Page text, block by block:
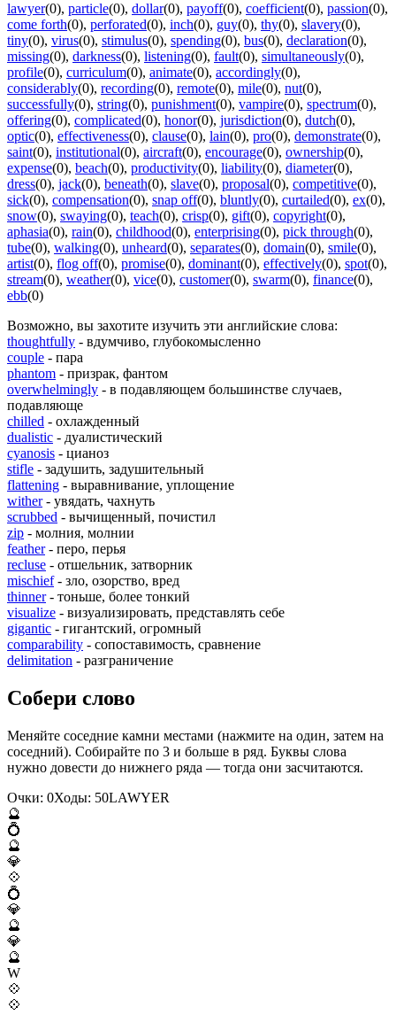
lawyer(0), particle(0), dollar(0), payoff(0), coefficient(0), passion(0),
come forth(0), perforated(0), inch(0), guy(0), thy(0), slavery(0),
tiny(0), virus(0), stimulus(0), spending(0), bus(0), declaration(0),
missing(0), darkness(0), listening(0), fault(0), simultaneously(0),
profile(0), curriculum(0), animate(0), accordingly(0),
considerably(0), recording(0), remote(0), mile(0), nut(0),
successfully(0), string(0), punishment(0), vampire(0), spectrum(0),
offering(0), complicated(0), honor(0), jurisdiction(0), dutch(0),
optic(0), effectiveness(0), clause(0), lain(0), pro(0), demonstrate(0),
saint(0), institutional(0), aircraft(0), encourage(0), ownership(0),
expense(0), beach(0), productivity(0), liability(0), diameter(0),
dress(0), jack(0), beneath(0), slave(0), proposal(0), competitive(0),
sick(0), compensation(0), snap off(0), bluntly(0), curtailed(0), ex(0),
snow(0), swaying(0), teach(0), crisp(0), gift(0), copyright(0),
aphasia(0), rain(0), childhood(0), enterprising(0), pick through(0),
tube(0), walking(0), unheard(0), separates(0), domain(0), smile(0),
artist(0), flog off(0), promise(0), dominant(0), effectively(0), spot(0),
stream(0), weather(0), vice(0), customer(0), swarm(0), finance(0),
ebb(0)
Возможно, вы захотите изучить эти английские слова:
thoughtfully - вдумчиво, глубокомысленно
couple - пара
phantom - призрак, фантом
overwhelmingly - в подавляющем большинстве случаев,
подавляюще
chilled - охлажденный
dualistic - дуалистический
cyanosis - цианоз
stifle - задушить, задушительный
flattening - выравнивание, уплощение
wither- увядать, чахнуть
scrubbed - вычищенный, почистил
zip - молния, молнии
feather- перо, перья
recluse - отшельник, затворник
mischief- зло, озорство, вред
thinner- тоньше, более тонкий
visualize - визуализировать, представлять себе
gigantic - гигантский, огромный
comparability - сопоставимость, сравнение
delimitation - разграничение
Собери слово
Меняйте соседние камни местами (нажмите на один, затем на
соседний). Собирайте по 3 и больше в ряд. Буквы слова
нужно довести до нижнего ряда — тогда они засчитаются.
Очки: 0Ходы: 50LAWYER
🔮
💍
🔮
💎
💠
💍
💎
🔮
💎
🔮
W
💠
💠